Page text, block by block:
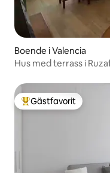
Boende i Valencia
Hus med terrass i
Populär gästfavorit
Gästfavorit